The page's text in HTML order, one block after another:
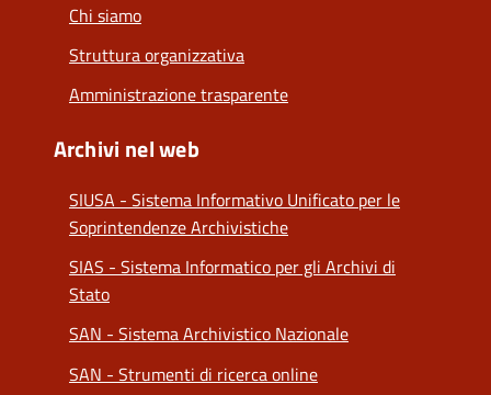
Chi siamo
Struttura organizzativa
Amministrazione trasparente
Archivi nel web
SIUSA - Sistema Informativo Unificato per le
Soprintendenze Archivistiche
SIAS - Sistema Informatico per gli Archivi di
Stato
SAN - Sistema Archivistico Nazionale
SAN - Strumenti di ricerca online